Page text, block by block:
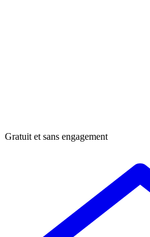
Gratuit et sans engagement